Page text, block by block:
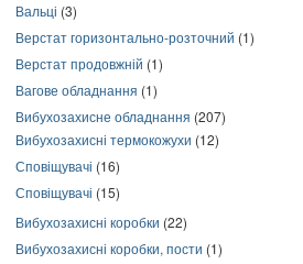
Вальці (3)
Верстат горизонтально-розточний (1)
Верстат продовжній (1)
Вагове обладнання (1)
Вибухозахисне обладнання (207)
Вибухозахисні термокожухи (12)
Сповіщувачі (16)
Сповіщувачі (15)
Вибухозахисні коробки (22)
Вибухозахисні коробки, пости (1)